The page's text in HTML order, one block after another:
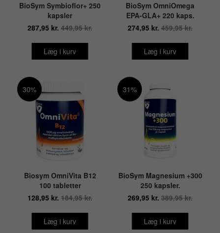
BioSym Symbioflor+ 250
kapsler
287,95 kr. 449,95 kr.
Læg i kurv
BioSym OmniOmega
EPA-GLA+ 220 kaps.
274,95 kr. 459,95 kr.
Læg i kurv
30%
Biosym OmniVita B12
100 tabletter
128,95 kr. 184,95 kr.
Læg i kurv
31%
BioSym Magnesium +300
250 kapsler.
269,95 kr. 389,95 kr.
Læg i kurv